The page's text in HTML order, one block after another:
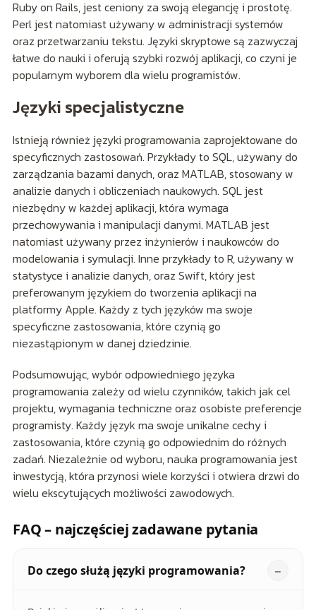
Ruby on Rails, jest ceniony za swoją elegancję i prostotę.
Perl jest natomiast używany w administracji systemów
oraz przetwarzaniu tekstu. Języki skryptowe są zazwyczaj
łatwe do nauki i oferują szybki rozwój aplikacji, co czyni je
popularnym wyborem dla wielu programistów.
Języki specjalistyczne
Istnieją również języki programowania zaprojektowane do
specyficznych zastosowań. Przykłady to SQL, używany do
zarządzania bazami danych, oraz MATLAB, stosowany w
analizie danych i obliczeniach naukowych. SQL jest
niezbędny w każdej aplikacji, która wymaga
przechowywania i manipulacji danymi. MATLAB jest
natomiast używany przez inżynierów i naukowców do
modelowania i symulacji. Inne przykłady to R, używany w
statystyce i analizie danych, oraz Swift, który jest
preferowanym językiem do tworzenia aplikacji na
platformy Apple. Każdy z tych języków ma swoje
specyficzne zastosowania, które czynią go
niezastąpionym w danej dziedzinie.
Podsumowując, wybór odpowiedniego języka
programowania zależy od wielu czynników, takich jak cel
projektu, wymagania techniczne oraz osobiste preferencje
programisty. Każdy język ma swoje unikalne cechy i
zastosowania, które czynią go odpowiednim do różnych
zadań. Niezależnie od wyboru, nauka programowania jest
inwestycją, która przynosi wiele korzyści i otwiera drzwi do
wielu ekscytujących możliwości zawodowych.
FAQ – najczęściej zadawane pytania
Do czego służą języki programowania?